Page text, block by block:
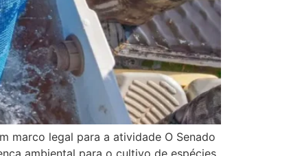
marco legal para a atividade O Senado